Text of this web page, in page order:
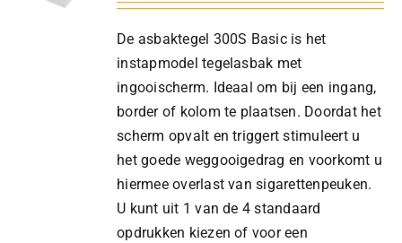
De asbaktegel 300S Basic is het
instapmodel tegelasbak met
ingooischerm. Ideaal om bij een ingang,
border of kolom te plaatsen. Doordat het
scherm opvalt en triggert stimuleert u
het goede weggooigedrag en voorkomt u
hiermee overlast van sigarettenpeuken.
U kunt uit 1 van de 4 standaard
opdrukken kiezen of voor een